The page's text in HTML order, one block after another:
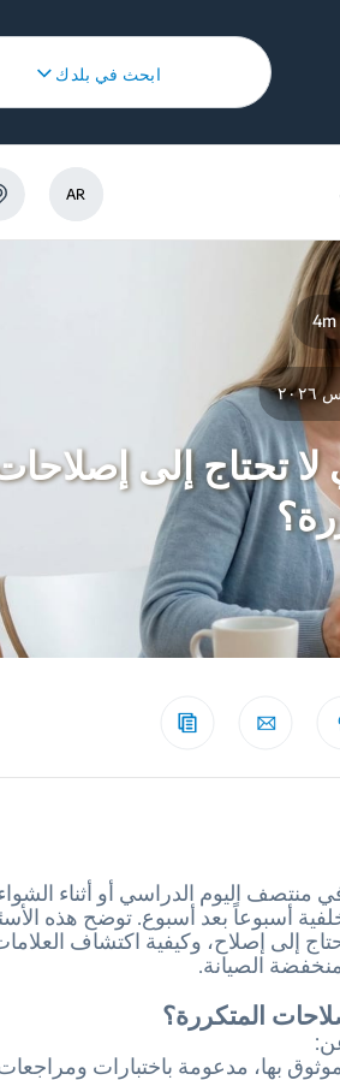
ابحث في بلدك
AR
4m
لا تحتاج إلى
اليوم الدراسي أو أثناء
أسبوعاً بعد أسبوع. توضح هذه
إلى إصلاح، وكيفية اكتشاف
منخفضة الصيانة.
المتكررة؟
بها، مدعومة باختبارات